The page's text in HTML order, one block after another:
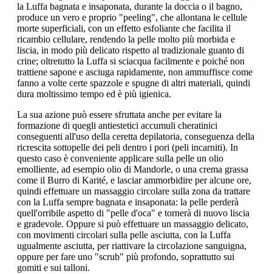
la Luffa bagnata e insaponata, durante la doccia o il bagno,
produce un vero e proprio "peeling", che allontana le cellule
morte superficiali, con un effetto esfoliante che facilita il
ricambio cellulare, rendendo la pelle molto più morbida e
liscia, in modo più delicato rispetto al tradizionale guanto di
crine; oltretutto la Luffa si sciacqua facilmente e poiché non
trattiene sapone e asciuga rapidamente, non ammuffisce come
fanno a volte certe spazzole e spugne di altri materiali, quindi
dura moltissimo tempo ed è più igienica.
La sua azione può essere sfruttata anche per evitare la
formazione di quegli antiestetici accumuli cheratinici
conseguenti all'uso della ceretta depilatoria, conseguenza della
ricrescita sottopelle dei peli dentro i pori (peli incarniti). In
questo caso è conveniente applicare sulla pelle un olio
emolliente, ad esempio olio di Mandorle, o una crema grassa
come il Burro di Karité, e lasciar ammorbidire per alcune ore,
quindi effettuare un massaggio circolare sulla zona da trattare
con la Luffa sempre bagnata e insaponata: la pelle perderà
quell'orribile aspetto di "pelle d'oca" e tornerà di nuovo liscia
e gradevole. Oppure si può effettuare un massaggio delicato,
con movimenti circolari sulla pelle asciutta, con la Luffa
ugualmente asciutta, per riattivare la circolazione sanguigna,
oppure per fare uno "scrub" più profondo, soprattutto sui
gomiti e sui talloni.